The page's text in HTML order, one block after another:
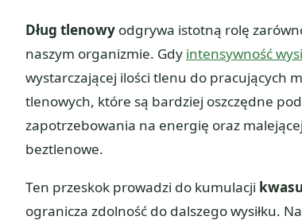
Dług tlenowy odgrywa istotną rolę
naszym organizmie. Gdy intensywność
wystarczającej ilości tlenu do pracujących
tlenowych, które są bardziej oszczędne
zapotrzebowania na energię oraz
beztlenowe.
Ten przeskok prowadzi do kumulacji
ogranicza zdolność do dalszego wysiłku.